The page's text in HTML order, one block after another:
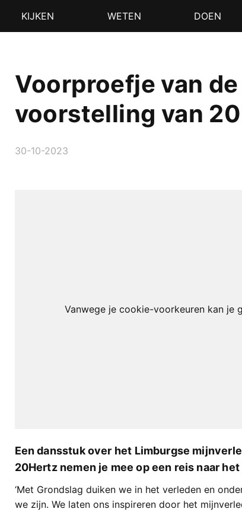
KIJKEN WETEN DOEN
Voorproefje van
voorstelling van
30-10-2023
Vanwege je cookie-voorkeuren kan je
Een dansstuk over het Limburgse
20Hertz nemen je mee op een reis naar
‘Met Grondslag duiken we in het verleden en
we zijn. We laten ons inspireren door het